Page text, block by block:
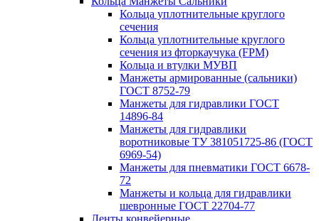
Кольца уплотнительные круглого
сечения
Кольца уплотнительные круглого
сечения из фторкаучука (FPM)
Кольца и втулки МУВП
Манжеты армированные (сальники)
ГОСТ 8752-79
Манжеты для гидравлики ГОСТ
14896-84
Манжеты для гидравлики
воротниковые ТУ 381051725-86 (ГОСТ
6969-54)
Манжеты для пневматики ГОСТ 6678-
72
Манжеты и кольца для гидравлики
шевронные ГОСТ 22704-77
Ленты конвейерные